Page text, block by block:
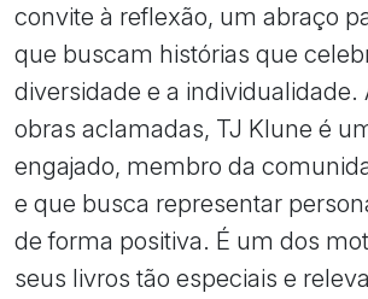
convite à reflexão, um abraço
que buscam histórias que
diversidade e a individualidade.
obras aclamadas, TJ Klune é
engajado, membro da
e que busca representar
de forma positiva. É um dos
seus livros tão especiais e